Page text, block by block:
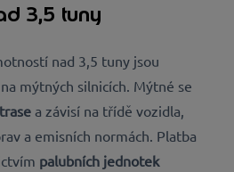
3,5 tuny
nad 3,5 tuny jsou
mýtných silnicích. Mýtné se
a závisí na třídě vozidla,
a emisních normách. Platba
palubních jednotek